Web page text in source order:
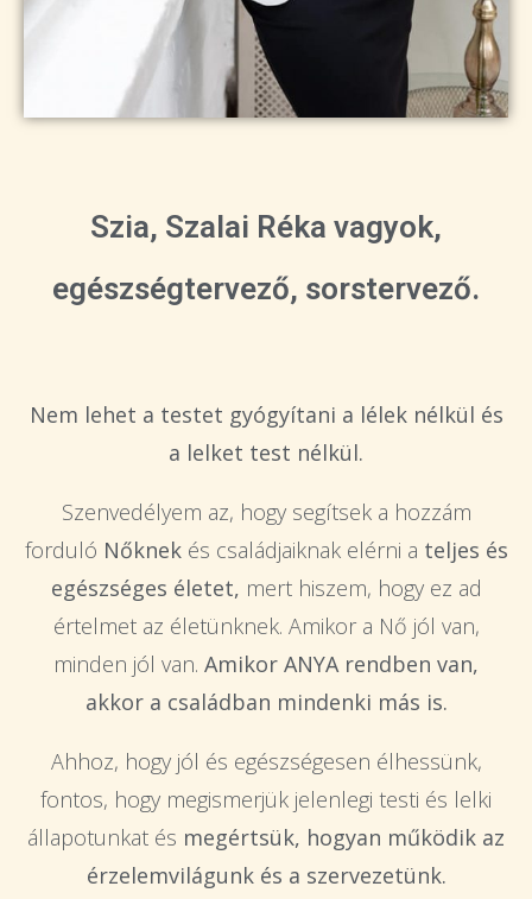
Szia, Szalai Réka vagyok,
egészségtervező, sorstervező.
Nem lehet a testet gyógyítani a lélek nélkül és
a lelket test nélkül.
Szenvedélyem az, hogy segítsek a hozzám
forduló Nőknekés családjaiknak elérni a teljes és
egészséges életet, mert hiszem, hogy ez ad
értelmet az életünknek. Amikor a Nő jól van,
minden jól van. Amikor ANYA rendben van,
akkor a családban mindenki más is.
Ahhoz, hogy jól és egészségesen élhessünk,
fontos, hogy megismerjük jelenlegi testi és lelki
állapotunkat és megértsük, hogyan működik az
érzelemvilágunk és a szervezetünk.